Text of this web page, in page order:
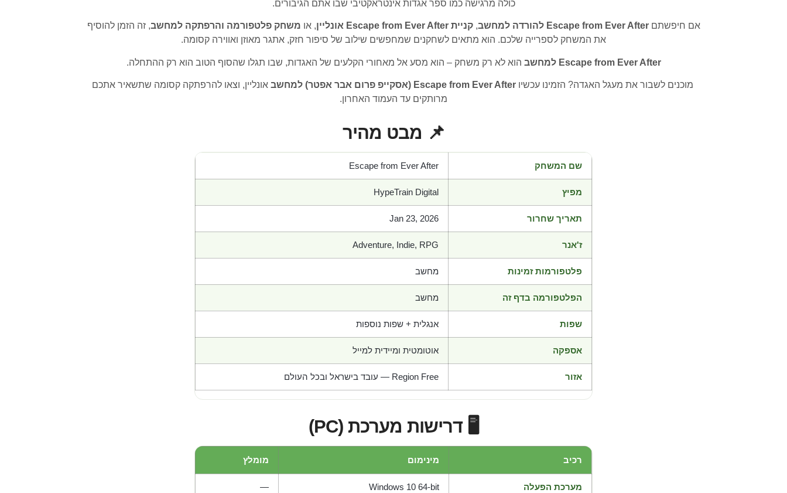
כולה מרגישה כמו ספר אגדות אינטראקטיבי שבו אתם הגיבורים.
אם חיפשתםEscape from Ever After להורדה למחשב ,קניית Escape from Ever After אונליין , או משחק פלטפורמה והרפתקה למחשב, זה הזמן להוסיף
את המשחק לספרייה שלכם. הוא מתאים לשחקנים שמחפשים שילוב של סיפור חזק, אתגר מאוזן ואווירה קסומה.
Escape from Ever After למחשב הוא לא רק משחק – הוא מסע אל מאחורי הקלעים של האגדות, שבו תגלו שהסוף הטוב הוא רק ההתחלה.
מוכנים לשבור את מעגל האגדה? הזמינו עכשיוEscape from Ever After (אסקייפ פרום אבר אפטר) למחשב
אונליין, וצאו להרפתקה קסומה שתשאיר אתכם
מרותקים עד העמוד האחרון.
📌 מבט מהיר
שם המשחק Escape from Ever After
מפיץ HypeTrain Digital
תאריך שחרור Jan 23, 2026
ז'אנר Adventure, Indie, RPG
פלטפורמות זמינות מחשב
הפלטפורמה בדף זה מחשב
שפות אנגלית + שפות נוספות
אספקה אוטומטית ומיידית למייל
אזור Region Free — עובד בישראל ובכל העולם
🖥️ דרישות מערכת (PC)
רכיב מינימום מומלץ
מערכת הפעלה Windows 10 64-bit
—